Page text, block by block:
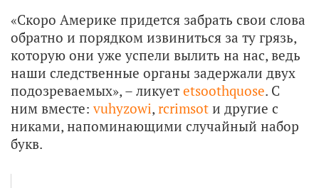
«Скоро Америке придется забрать свои слова
обратно и порядком извиниться за ту грязь,
которую они уже успели вылить на нас, ведь
наши следственные органы задержали двух
подозреваемых», – ликует etsoothquose. С
ним вместе:vuhyzowi, rcrimsot и другие с
никами, напоминающими случайный набор
букв.